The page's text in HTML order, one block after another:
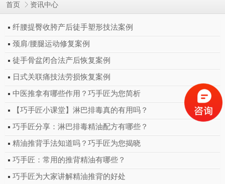
首页 资讯中心
纤腰提臀收胯产后徒手塑形技法案例
颈肩/腰腿运动修复案例
徒手骨盆闭合法产后恢复案例
日式关联痛技法劳损恢复案例
中医推拿有哪些作用？巧手匠为您简析
【巧手匠小课堂】淋巴排毒真的有用吗？
巧手匠分享：淋巴排毒精油配方有哪些？
精油推背手法知道吗？巧手匠为您揭晓
巧手匠：常用的推背精油有哪些？
巧手匠为大家讲解精油推背的好处